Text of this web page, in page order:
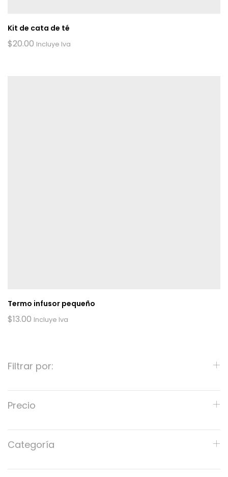
Kit de cata de té
$20.00 Incluye Iva
Termo infusor pequeño
$13.00 Incluye Iva
Filtrar por:
Precio
Categoría